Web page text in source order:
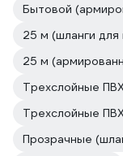
Бытовой
25 м (шланги для
25 м
Трехслойные
Трехслойные
Прозрачные